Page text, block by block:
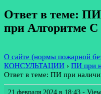
Ответ в теме:
при Алгоритме С
О сайте (нормы пожарной
КОНСУЛЬТАЦИИ › ПИ при
Ответ в теме: ПИ при
21 февраля 2024 в 18:43 -